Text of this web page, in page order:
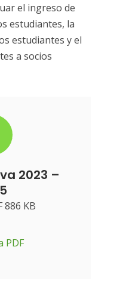
el ingreso de
estudiantes, la
estudiantes y el
a socios
2023 –
886 KB
PDF